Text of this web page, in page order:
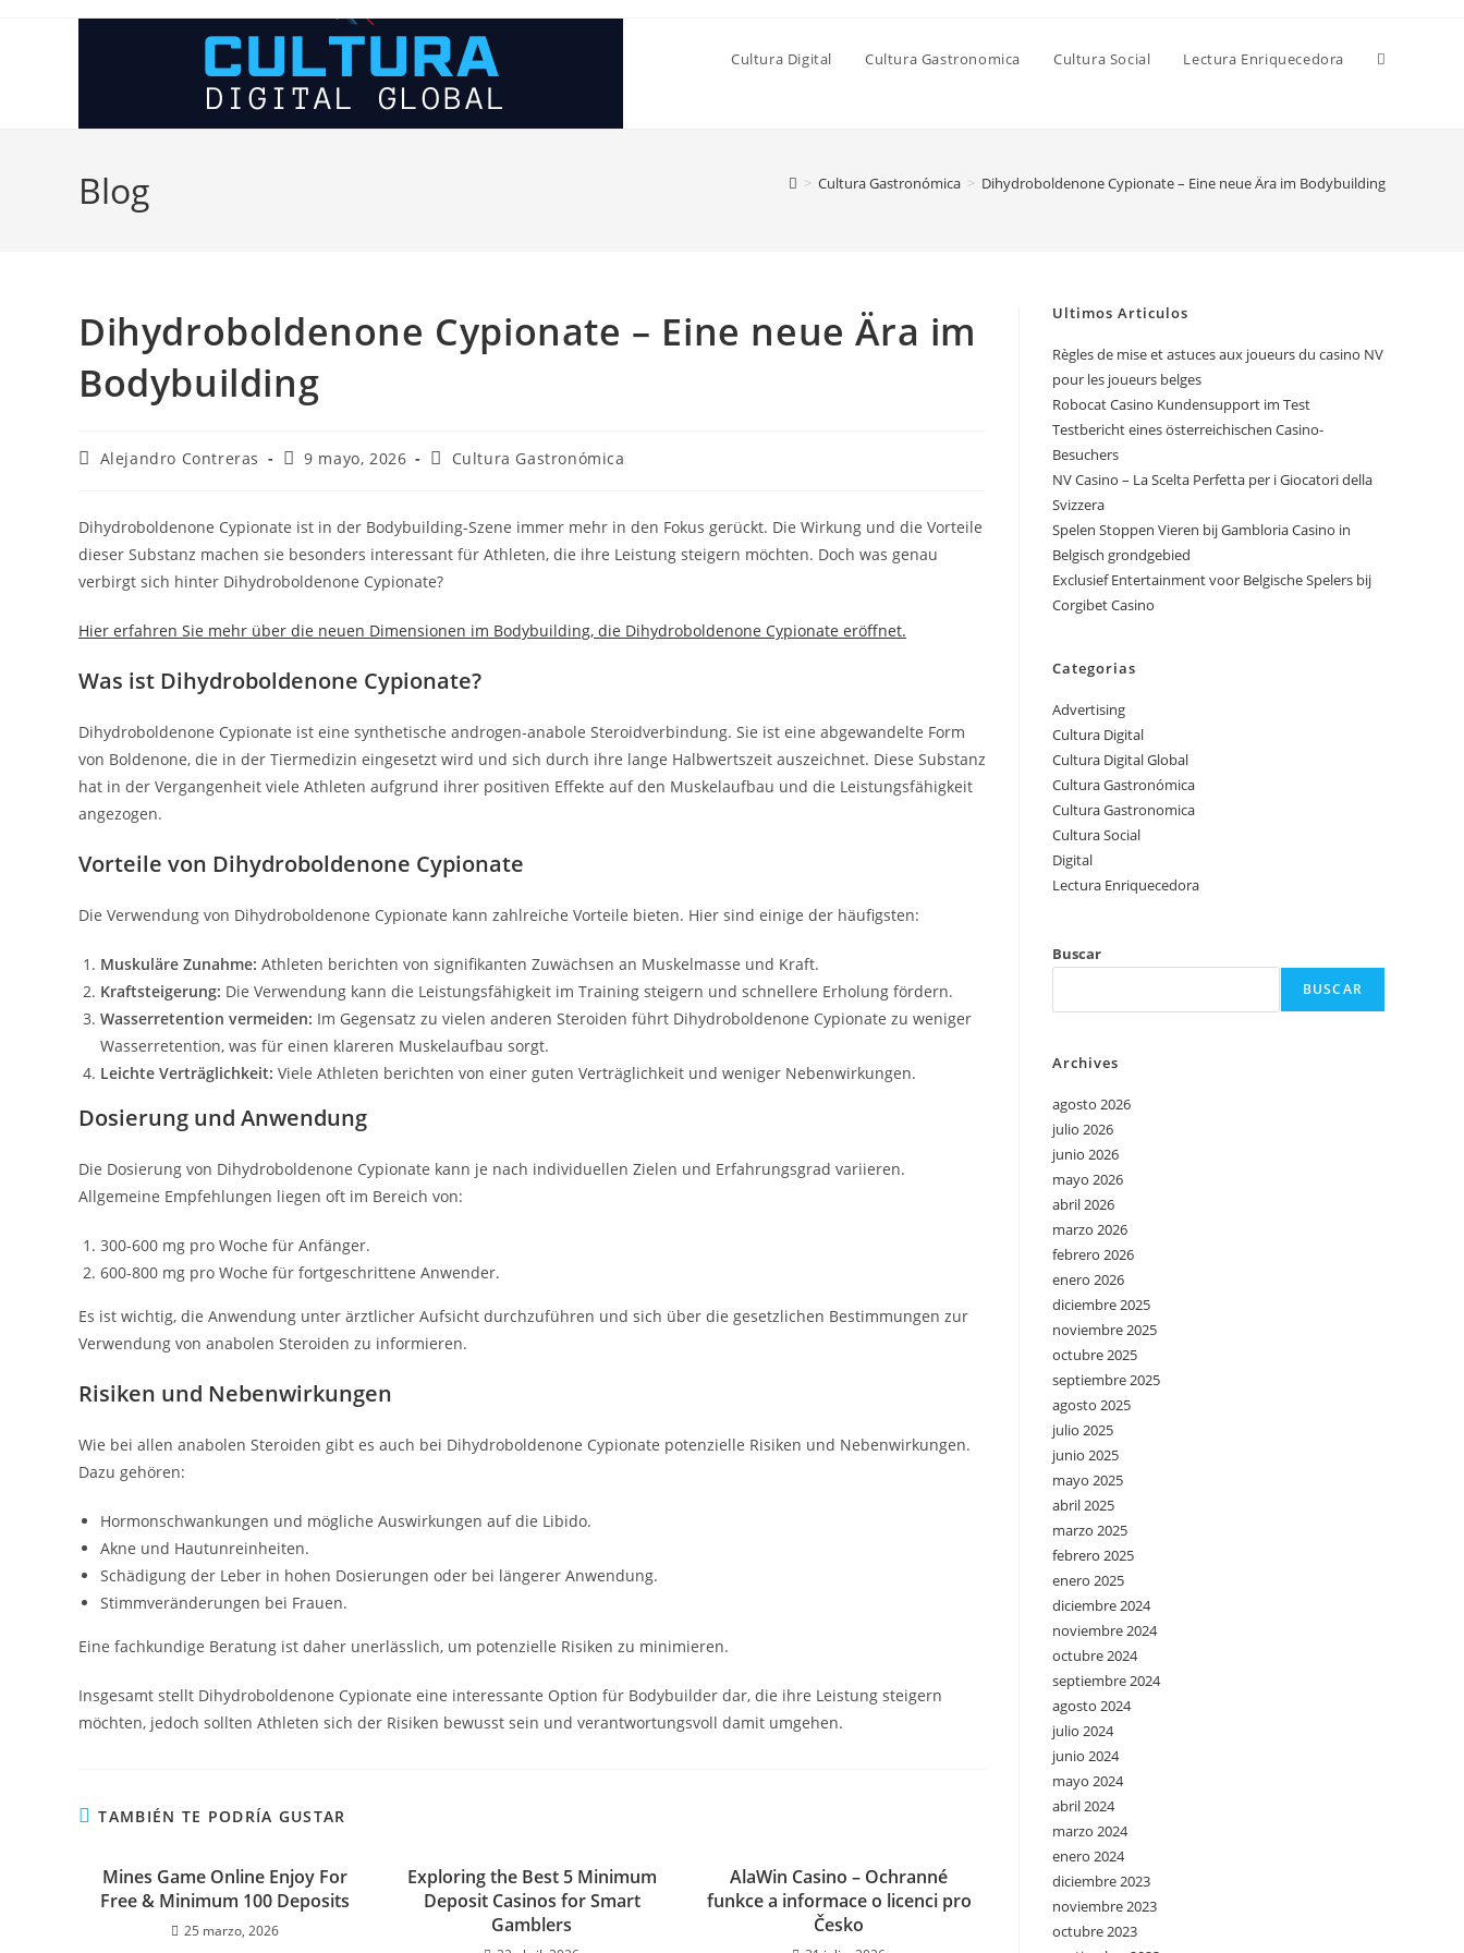
Cultura Digital Cultura Gastronomica Cultura Social Lectura Enriquecedora Alternar
Blog > Cultura Gastronómica > Dihydroboldenone Cypionate – Eine neue Ära im Bodybuilding
Dihydroboldenone Cypionate – Eine neue Ära im
Bodybuilding
Autor
entrada:
Alejandro Contreras
Entrada
9 mayo, 2026
Categoría
entrada:
Cultura Gastronómica
Dihydroboldenone Cypionate ist in der Bodybuilding-Szene immer mehr in den Fokus gerückt. Die Wirkung und die Vorteile
dieser Substanz machen sie besonders interessant für Athleten, die ihre Leistung steigern möchten. Doch was genau
verbirgt sich hinter Dihydroboldenone Cypionate?
Hier erfahren Sie mehr über die neuen Dimensionen im Bodybuilding, die Dihydroboldenone Cypionate eröffnet.
Was ist Dihydroboldenone Cypionate?
Dihydroboldenone Cypionate ist eine synthetische androgen-anabole Steroidverbindung. Sie ist eine abgewandelte Form
von Boldenone, die in der Tiermedizin eingesetzt wird und sich durch ihre lange Halbwertszeit auszeichnet. Diese Substanz
hat in der Vergangenheit viele Athleten aufgrund ihrer positiven Effekte auf den Muskelaufbau und die Leistungsfähigkeit
angezogen.
Vorteile von Dihydroboldenone Cypionate
Die Verwendung von Dihydroboldenone Cypionate kann zahlreiche Vorteile bieten. Hier sind einige der häufigsten:
Muskuläre Zunahme: Athleten berichten von signifikanten Zuwächsen an Muskelmasse und Kraft.
Kraftsteigerung: Die Verwendung kann die Leistungsfähigkeit im Training steigern und schnellere Erholung fördern.
Wasserretention vermeiden: Im Gegensatz zu vielen anderen Steroiden führt Dihydroboldenone Cypionate zu weniger
Wasserretention, was für einen klareren Muskelaufbau sorgt.
Leichte Verträglichkeit: Viele Athleten berichten von einer guten Verträglichkeit und weniger Nebenwirkungen.
Dosierung und Anwendung
Die Dosierung von Dihydroboldenone Cypionate kann je nach individuellen Zielen und Erfahrungsgrad variieren.
Allgemeine Empfehlungen liegen oft im Bereich von:
300-600 mg pro Woche für Anfänger.
600-800 mg pro Woche für fortgeschrittene Anwender.
Es ist wichtig, die Anwendung unter ärztlicher Aufsicht durchzuführen und sich über die gesetzlichen Bestimmungen zur
Verwendung von anabolen Steroiden zu informieren.
Risiken und Nebenwirkungen
Wie bei allen anabolen Steroiden gibt es auch bei Dihydroboldenone Cypionate potenzielle Risiken und Nebenwirkungen.
Dazu gehören:
Hormonschwankungen und mögliche Auswirkungen auf die Libido.
Akne und Hautunreinheiten.
Schädigung der Leber in hohen Dosierungen oder bei längerer Anwendung.
Stimmveränderungen bei Frauen.
Eine fachkundige Beratung ist daher unerlässlich, um potenzielle Risiken zu minimieren.
Insgesamt stellt Dihydroboldenone Cypionate eine interessante Option für Bodybuilder dar, die ihre Leistung steigern
möchten, jedoch sollten Athleten sich der Risiken bewusst sein und verantwortungsvoll damit umgehen.
TAMBIÉN TE PODRÍA GUSTAR
Mines Game Online Enjoy For
Free & Minimum 100 Deposits
25 marzo, 2026
Exploring the Best 5 Minimum
Deposit Casinos for Smart
Gamblers
AlaWin Casino – Ochranné
funkce a informace o licenci pro
Česko
Ultimos Articulos
Règles de mise et astuces aux joueurs du casino NV
pour les joueurs belges
Robocat Casino Kundensupport im Test
Testbericht eines österreichischen Casino-
Besuchers
NV Casino – La Scelta Perfetta per i Giocatori della
Svizzera
Spelen Stoppen Vieren bij Gambloria Casino in
Belgisch grondgebied
Exclusief Entertainment voor Belgische Spelers bij
Corgibet Casino
Categorias
Advertising
Cultura Digital
Cultura Digital Global
Cultura Gastronómica
Cultura Gastronomica
Cultura Social
Digital
Lectura Enriquecedora
Buscar
BUSCAR
Archives
agosto 2026
julio 2026
junio 2026
mayo 2026
abril 2026
marzo 2026
febrero 2026
enero 2026
diciembre 2025
noviembre 2025
octubre 2025
septiembre 2025
agosto 2025
julio 2025
junio 2025
mayo 2025
abril 2025
marzo 2025
febrero 2025
enero 2025
diciembre 2024
noviembre 2024
octubre 2024
septiembre 2024
agosto 2024
julio 2024
junio 2024
mayo 2024
abril 2024
marzo 2024
enero 2024
diciembre 2023
noviembre 2023
octubre 2023